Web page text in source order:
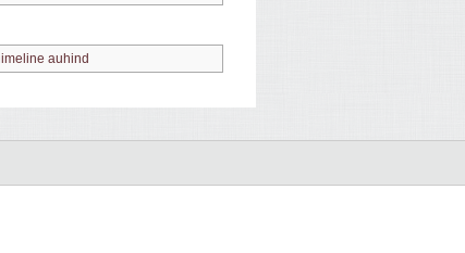
auhind